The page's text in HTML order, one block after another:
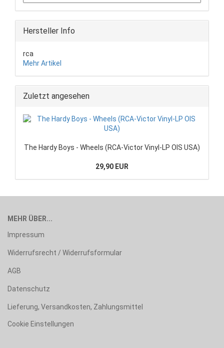
Hersteller Info
rca
Mehr Artikel
Zuletzt angesehen
The Hardy Boys - Wheels (RCA-Victor Vinyl-LP OIS USA)
29,90 EUR
MEHR ÜBER...
Impressum
Widerrufsrecht / Widerrufsformular
AGB
Datenschutz
Lieferung, Versandkosten, Zahlungsmittel
Cookie Einstellungen